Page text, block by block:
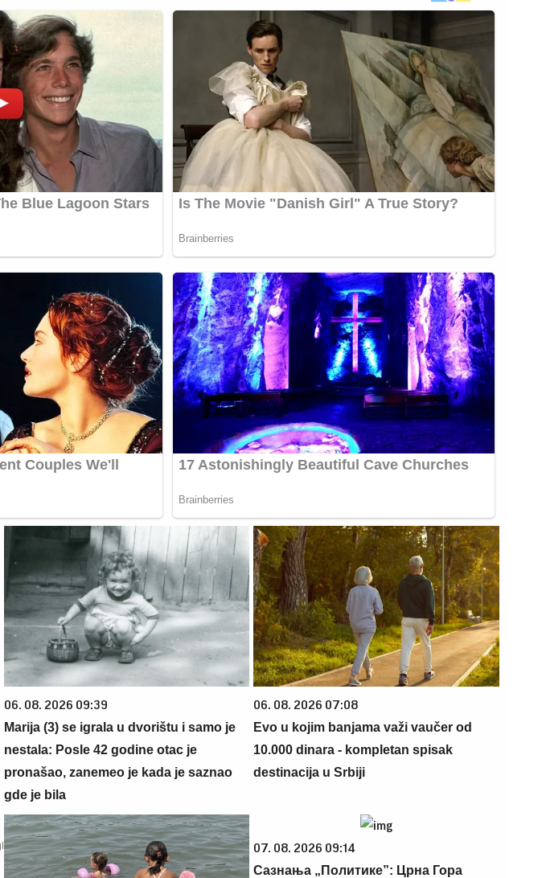
06. 08. 2026 09:39
Marija (3) se igrala u dvorištu i samo je
nestala: Posle 42 godine otac je
pronašao, zanemeo je kada je saznao
gde je bila
06. 08. 2026 07:08
Evo u kojim banjama važi vaučer od
10.000 dinara - kompletan spisak
destinacija u Srbiji
07. 08. 2026 09:14
Сазнања „Политике”: Црна Гора